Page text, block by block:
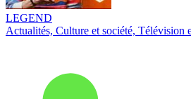
LEGEND
Actualités, Culture et société, Télévision